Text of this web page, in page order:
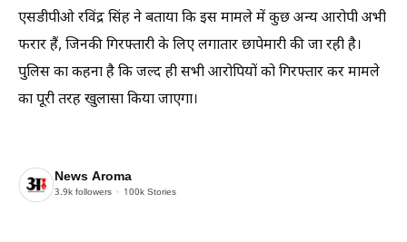
एसडीपीओ रविंद्र सिंह ने बताया कि इस मामले में कुछ अन्य आरोपी अभी
फरार हैं, जिनकी गिरफ्तारी के लिए लगातार छापेमारी की जा रही है।
पुलिस का कहना है कि जल्द ही सभी आरोपियों को गिरफ्तार कर मामले
का पूरी तरह खुलासा किया जाएगा।
News Aroma
3.9k followers 100k Stories